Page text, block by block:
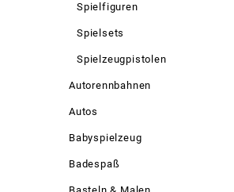
Spielfiguren
Spielsets
Spielzeugpistolen
Autorennbahnen
Autos
Babyspielzeug
Badespaß